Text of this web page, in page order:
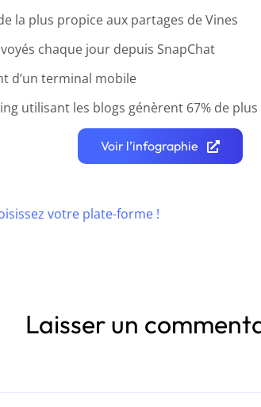
la plus propice aux partages de Vines
chaque jour depuis SnapChat
d’un terminal mobile
utilisant les blogs génèrent 67% de
Voir l’infographie
votre plate-forme !
Laisser un